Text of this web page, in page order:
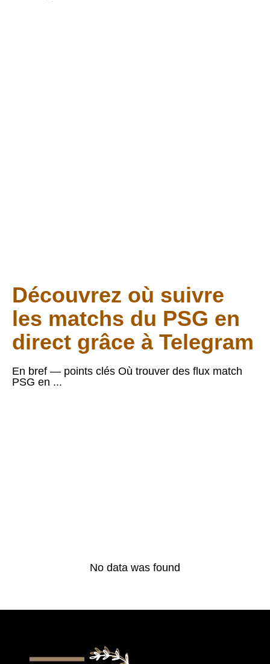
Découvrez où suivre
les matchs du PSG en
direct grâce à Telegram
En bref — points clés Où trouver des flux match
PSG en ...
No data was found